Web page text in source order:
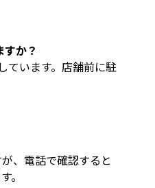
か？
ています。店舗前に駐
、電話で確認すると
。